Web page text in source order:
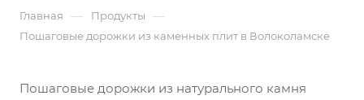
Главная — Продукты —
Пошаговые дорожки из каменных плит в Волоколамске
Пошаговые дорожки из натурального камня